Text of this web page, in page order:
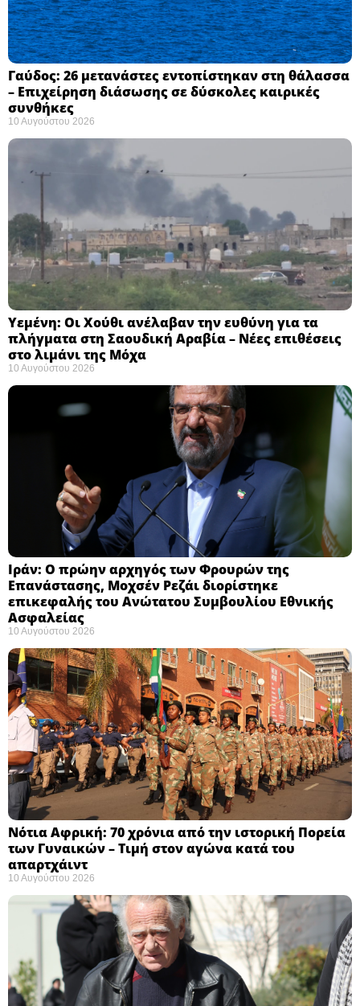
Γαύδος: 26 μετανάστες εντοπίστηκαν στη θάλασσα
– Επιχείρηση διάσωσης σε δύσκολες καιρικές
συνθήκες ​
10 Αυγούστου 2026
Υεμένη: Οι Χούθι ανέλαβαν την ευθύνη για τα
πλήγματα στη Σαουδική Αραβία – Νέες επιθέσεις
στο λιμάνι της Μόχα ​
10 Αυγούστου 2026
Ιράν: Ο πρώην αρχηγός των Φρουρών της
Επανάστασης, Μοχσέν Ρεζάι διορίστηκε
επικεφαλής του Ανώτατου Συμβουλίου Εθνικής
Ασφαλείας ​
10 Αυγούστου 2026
Νότια Αφρική: 70 χρόνια από την ιστορική Πορεία
των Γυναικών – Τιμή στον αγώνα κατά του
απαρτχάιντ ​
10 Αυγούστου 2026